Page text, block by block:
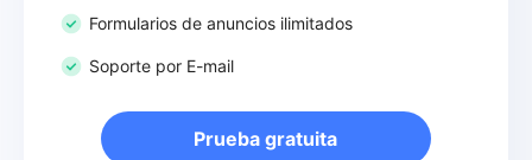
Formularios de anuncios ilimitados
Soporte por E-mail
Prueba gratuita